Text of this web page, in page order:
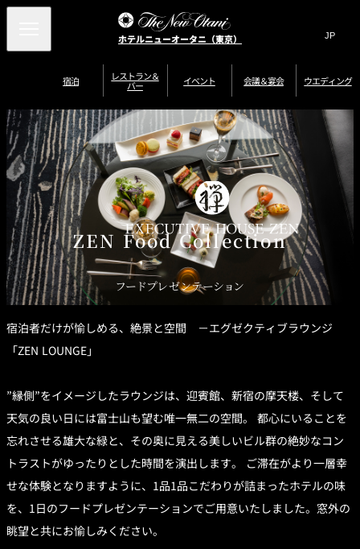
ホテルニューオータニ（東京） Search
サ
ト
検
索
言
替
メ
ニ
ュ
ー
を
開
閉
JP(日本語)
Select Language
宿泊
ゼクティブハ
ウス 禅 ザ・メイン
ニューオータニ・
ガーデンタワー スイートのご案内
客室一覧 宿泊プラン一覧 サービスガイド ルームサービス
ルニューオー
サービスア
ートメント 朝食のご案内
宿泊者限定
ディナ ーご優待
のご案内
誕生日や記念日の
お祝いに
レストラン＆
バー
ご案内
ソムリエ 個室のご案内
ご家族で楽し
む小個室
ビュッフェ
VIEW & DINING
THE SKY
タワーレスト
ラン
ガーデンラウ
ンジ
トレーダーヴ
ィックス 東京
スイーツ
パティスリー
SATSUKI
西洋料理
オーバカナル
中国料理
大観苑＜
鉄板焼/ステーキ
イベント 会議＆宴会
会
議
＆
宴
会
宴会場一覧 プラン一覧 MICE
宴会ご予約・お問
合せフォーム
ウエディング
ウ
エ
デ
ィ
ン
グ
ウエディングスタ
イル コンセ
披露宴 料理・
ムービー
ホテルへのアクセ
ス
ZEN Food Collection
フードプレゼンテーション
宿泊者だけが愉しめる、絶景と空間 －エグゼクティブラウンジ
「ZEN LOUNGE」
”縁側”をイメージしたラウンジは、迎賓館、新宿の摩天楼、そして
天気の良い日には富士山も望む唯一無二の空間。 都心にいることを
忘れさせる雄大な緑と、その奥に見える美しいビル群の絶妙なコン
トラストがゆったりとした時間を演出します。 ご滞在がより一層幸
せな体験となりますように、1品1品こだわりが詰まったホテルの味
を、1日のフードプレゼンテーションでご用意いたしました。窓外の
眺望と共にお愉しみください。